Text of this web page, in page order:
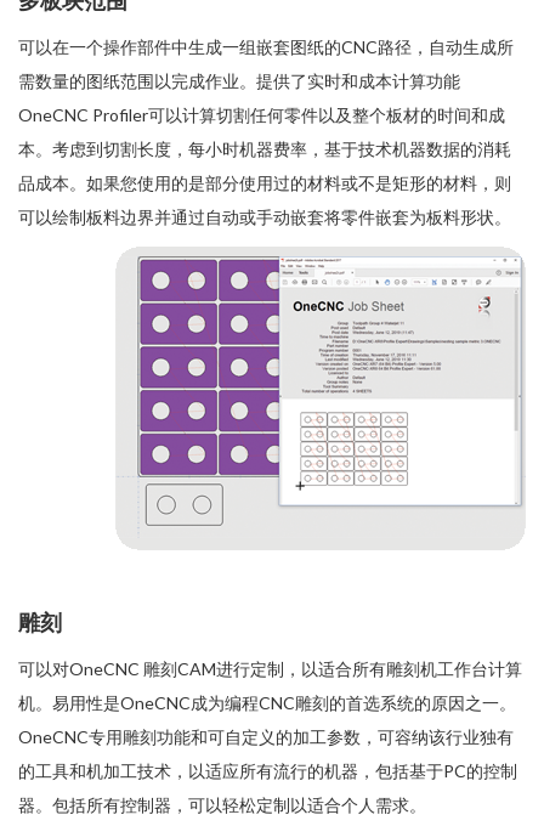
可以在一个操作部件中生成一组嵌套图纸的CNC路径，自动生成所
需数量的图纸范围以完成作业。提供了实时和成本计算功能
OneCNC Profiler可以计算切割任何零件以及整个板材的时间和成
本。考虑到切割长度，每小时机器费率，基于技术机器数据的消耗
品成本。如果您使用的是部分使用过的材料或不是矩形的材料，则
可以绘制板料边界并通过自动或手动嵌套将零件嵌套为板料形状。
雕刻
可以对OneCNC 雕刻CAM进行定制，以适合所有雕刻机工作台计算
机。易用性是OneCNC成为编程CNC雕刻的首选系统的原因之一。
OneCNC专用雕刻功能和可自定义的加工参数，可容纳该行业独有
的工具和机加工技术，以适应所有流行的机器，包括基于PC的控制
器。包括所有控制器 ，可以轻松定制以适合个人需求。